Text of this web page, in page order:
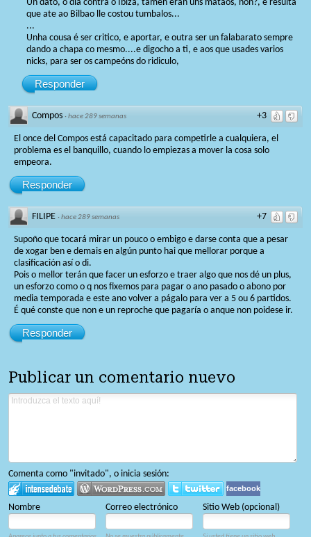
Un dato, o día contra o Ibiza, tamén eran uns mataos, non?, e resulta
que ate ao Bilbao lle costou tumbalos...
...
Unha cousa é ser critico, e aportar, e outra ser un falabarato sempre
dando a chapa co mesmo....e digocho a ti, e aos que usades varios
nicks, para ser os campeóns do ridiculo,
Responder
+3
Compos ·hace 289 semanas
El once del Compos está capacitado para competirle a cualquiera, el
problema es el banquillo, cuando lo empiezas a mover la cosa solo
empeora.
Responder
+7
FILIPE ·hace 289 semanas
Supoño que tocará mirar un pouco o embigo e darse conta que a pesar
de xogar ben e demais en algún punto hai que mellorar porque a
clasificación así o di.
Pois o mellor terán que facer un esforzo e traer algo que nos dé un plus,
un esforzo como o q nos fixemos para pagar o ano pasado o abono por
media temporada e este ano volver a págalo para ver a 5 ou 6 partidos.
É qué conste que non e un reproche que pagaría o anque non poidese ir.
Responder
Publicar un comentario nuevo
Comenta como "invitado", o inicia sesión:
facebook
Nombre Correo electrónico Sitio Web (opcional)